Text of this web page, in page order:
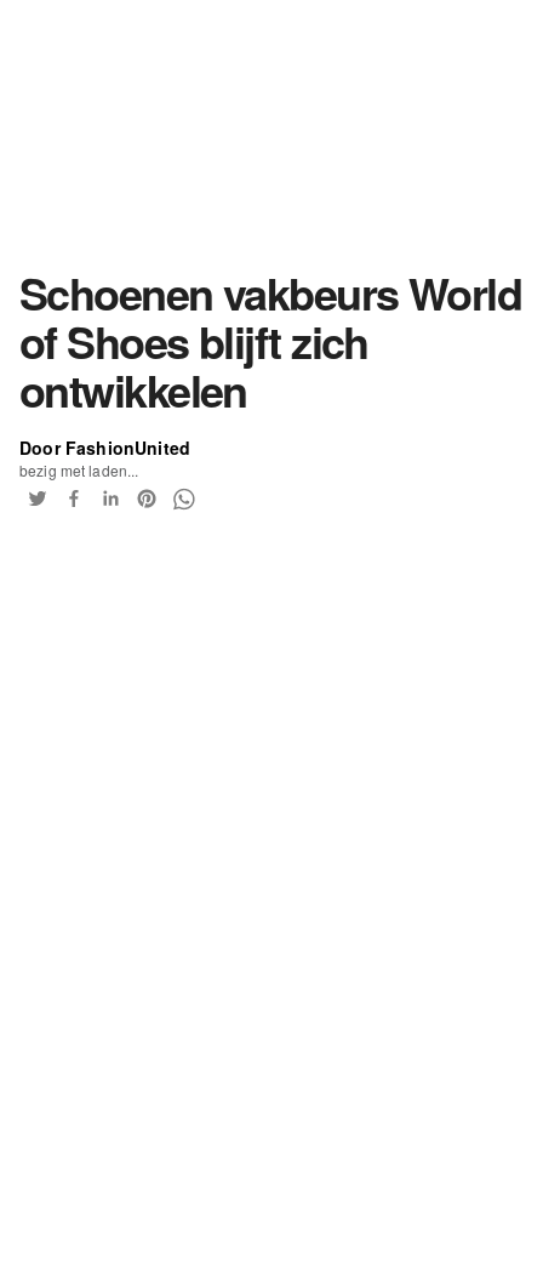
Schoenen vakbeurs World
of Shoes blijft zich
ontwikkelen
Door FashionUnited
bezig met laden...